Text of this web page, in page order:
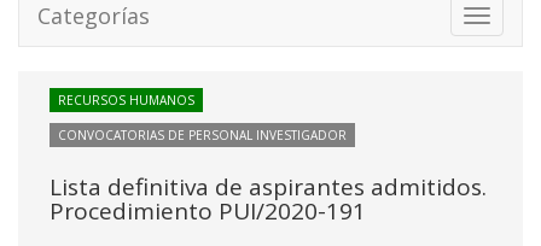
Toggle
Categorías
RECURSOS HUMANOS
CONVOCATORIAS DE PERSONAL INVESTIGADOR
Lista definitiva de aspirantes admitidos.
Procedimiento PUI/2020-191